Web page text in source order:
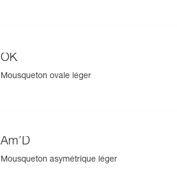
OK
Mousqueton ovale léger
Am’D
Mousqueton asymétrique léger